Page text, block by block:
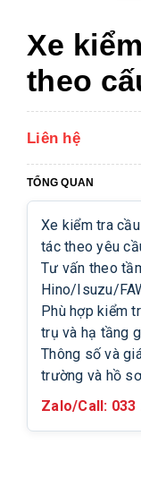
Xe
theo
Liên hệ
TỔNG QUAN
Xe kiểm tra
tác theo yêu
Tư vấn theo
Hino/Isuzu/
Phù hợp kiểm
trụ và hạ tầng
Thông số và
trường và hồ
Zalo/Call: 033